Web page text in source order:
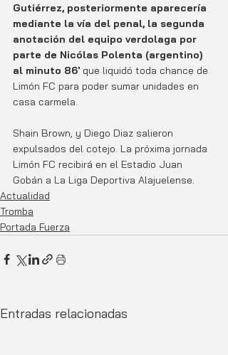
Gutiérrez, posteriormente aparecería
mediante la vía del penal, la segunda
anotación del equipo verdolaga por
parte de Nicólas Polenta (argentino)
al minuto 86' que liquidó toda chance de
Limón FC para poder sumar unidades en
casa carmela.
Shain Brown, y Diego Diaz salieron
expulsados del cotejo. La próxima jornada
Limón FC recibirá en el Estadio Juan
Gobán a La Liga Deportiva Alajuelense.
Actualidad
Tromba
Portada Fuerza
Entradas relacionadas